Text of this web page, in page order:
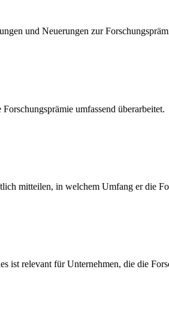
und Neuerungen zur
umfassend überarbeitet.
mitteilen, in welchem Umfang er die
relevant für Unternehmen, die die